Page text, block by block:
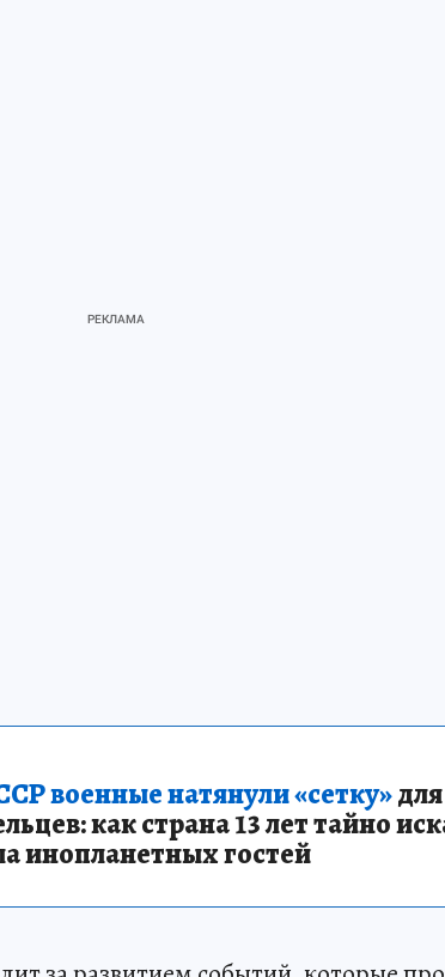
военные натянули «сетку»для
как страна 13 лет тайно
инопланетных гостей